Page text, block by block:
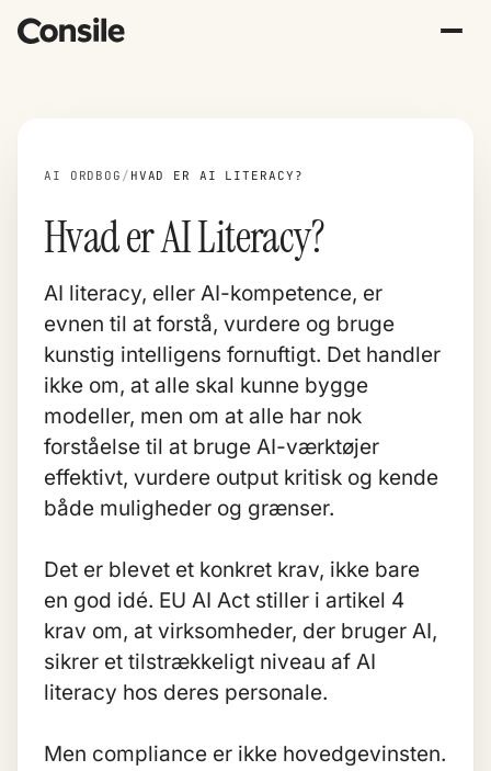
AI ORDBOG / HVAD ER AI LITERACY?
Hvad er AI Literacy?
AI literacy, eller AI-kompetence, er
evnen til at forstå, vurdere og bruge
kunstig intelligens fornuftigt. Det handler
ikke om, at alle skal kunne bygge
modeller, men om at alle har nok
forståelse til at bruge AI-værktøjer
effektivt, vurdere output kritisk og kende
både muligheder og grænser.
Det er blevet et konkret krav, ikke bare
en god idé. EU AI Act stiller i artikel 4
krav om, at virksomheder, der bruger AI,
sikrer et tilstrækkeligt niveau af AI
literacy hos deres personale.
Men compliance er ikke hovedgevinsten.